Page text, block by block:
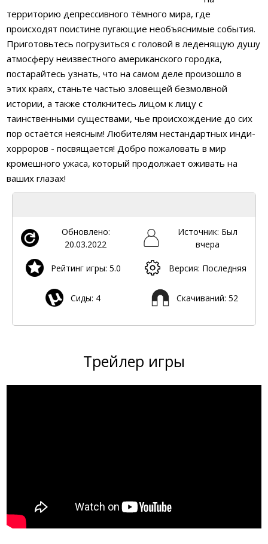
территорию депрессивного тёмного мира, где
происходят поистине пугающие необъяснимые события.
Приготовьтесь погрузиться с головой в леденящую душу
атмосферу неизвестного американского городка,
постарайтесь узнать, что на самом деле произошло в
этих краях, станьте частью зловещей безмолвной
истории, а также столкнитесь лицом к лицу с
таинственными существами, чье происхождение до сих
пор остаётся неясным! Любителям нестандартных инди-
хорроров - посвящается! Добро пожаловать в мир
кромешного ужаса, который продолжает оживать на
ваших глазах!
Обновлено:
20.03.2022
Источник: Был
вчера
Рейтинг игры: 5.0 Версия: Последняя
Сиды: 4 Скачиваний: 52
Трейлер игры